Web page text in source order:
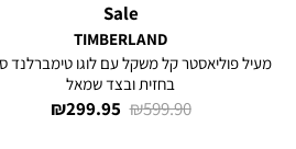
Sale
TIMBERLAND
מעיל פוליאסטר קל משקל עם לוגו טימברלנד
בחזית ובצד שמאל
מחיר
299.95 ₪
מחיר
599.90 ₪